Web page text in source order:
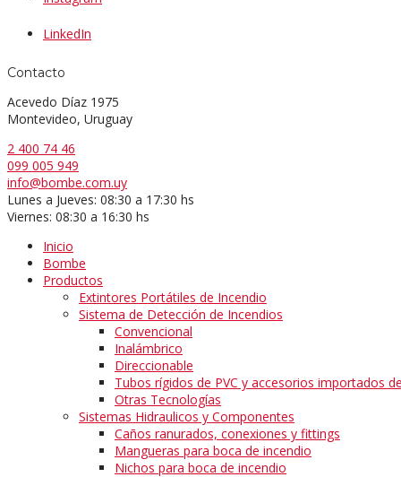
LinkedIn
Contacto
Acevedo Díaz 1975
Montevideo, Uruguay
2 400 74 46
099 005 949
info@bombe.com.uy
Lunes a Jueves: 08:30 a 17:30 hs
Viernes: 08:30 a 16:30 hs
Inicio
Bombe
Productos
Extintores Portátiles de Incendio
Sistema de Detección de Incendios
Convencional
Inalámbrico
Direccionable
Tubos rígidos de PVC y accesorios importados
Otras Tecnologías
Sistemas Hidraulicos y Componentes
Caños ranurados, conexiones y fittings
Mangueras para boca de incendio
Nichos para boca de incendio